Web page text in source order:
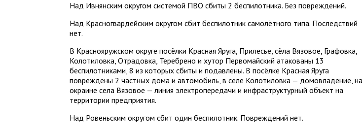
Над Ивнянским округом системой ПВО сбиты 2 беспилотника. Без повреждений.
Над Красногвардейским округом сбит беспилотник самолётного типа. Последствий
нет.
В Краснояружском округе посёлки Красная Яруга, Прилесье, сёла Вязовое, Графовка,
Колотиловка, Отрадовка, Теребрено и хутор Первомайский атакованы 13
беспилотниками, 8 из которых сбиты и подавлены. В посёлке Красная Яруга
повреждены 2 частных дома и автомобиль, в селе Колотиловка — домовладение, на
окраине села Вязовое — линия электропередачи и инфраструктурный объект на
территории предприятия.
Над Ровеньским округом сбит один беспилотник. Повреждений нет.